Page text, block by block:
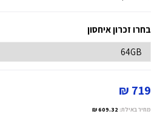
בחרו זכרון איחסון
719 ₪
מחיר באילת: 609.32 ₪